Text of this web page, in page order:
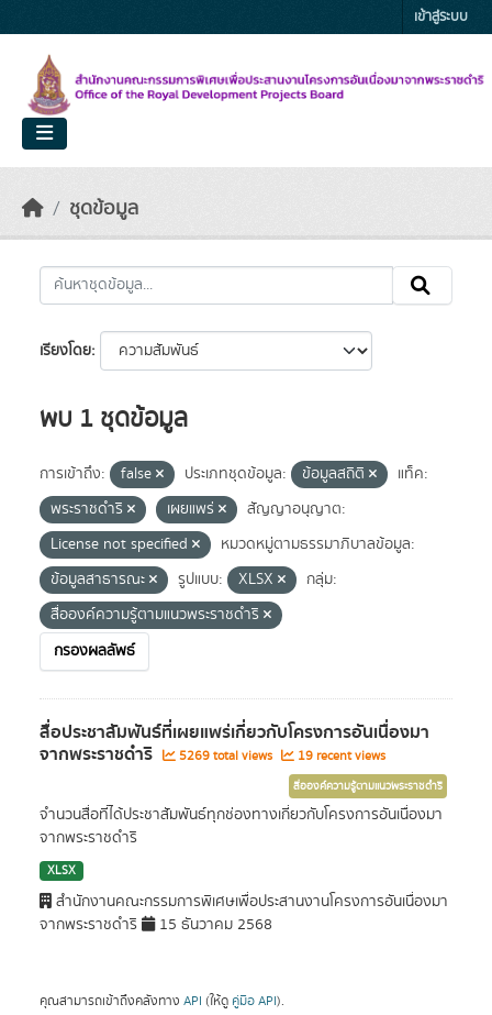
เข้าสู่ระบบ
ชุดข้อมูล
เรียงโดย
พบ 1 ชุดข้อมูล
การเข้าถึง: false ประเภทชุดข้อมูล: ข้อมูลสถิติ
แท็ค:
พระราชดำริ
เผยแพร่
สัญญาอนุญาต:
License not specified
หมวดหมู่ตามธรรมาภิบาลข้อมูล:
ข้อมูลสาธารณะ
รูปแบบ: XLSX
กลุ่ม:
สื่อองค์ความรู้ตามแนวพระราชดำริ
กรองผลลัพธ์
สื่อประชาสัมพันธ์ที่เผยแพร่เกี่ยวกับโครงการอันเนื่องมา
จากพระราชดำริ 5269 total views 19 recent views
สื่อองค์ความรู้ตามแนวพระราชดำริ
จำนวนสื่อที่ได้ประชาสัมพันธ์ทุกช่องทางเกี่ยวกับโครงการอันเนื่องมา
จากพระราชดำริ
XLSX
สำนักงานคณะกรรมการพิเศษเพื่อประสานงานโครงการอันเนื่องมา
จากพระราชดำริ
15 ธันวาคม 2568
คุณสามารถเข้าถึงคลังทาง API (ให้ดู คู่มือ API).